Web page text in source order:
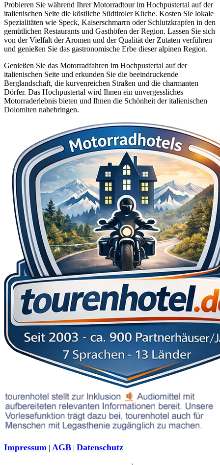
Probieren Sie während Ihrer Motorradtour im Hochpustertal auf der
italienischen Seite die köstliche Südtiroler Küche. Kosten Sie lokale
Spezialitäten wie Speck, Kaiserschmarrn oder Schlutzkrapfen in den
gemütlichen Restaurants und Gasthöfen der Region. Lassen Sie sich
von der Vielfalt der Aromen und der Qualität der Zutaten verführen
und genießen Sie das gastronomische Erbe dieser alpinen Region.
Genießen Sie das Motorradfahren im Hochpustertal auf der
italienischen Seite und erkunden Sie die beeindruckende
Berglandschaft, die kurvenreichen Straßen und die charmanten
Dörfer. Das Hochpustertal wird Ihnen ein unvergessliches
Motorraderlebnis bieten und Ihnen die Schönheit der italienischen
Dolomiten nahebringen.
Impressum | AGB | Datenschutz